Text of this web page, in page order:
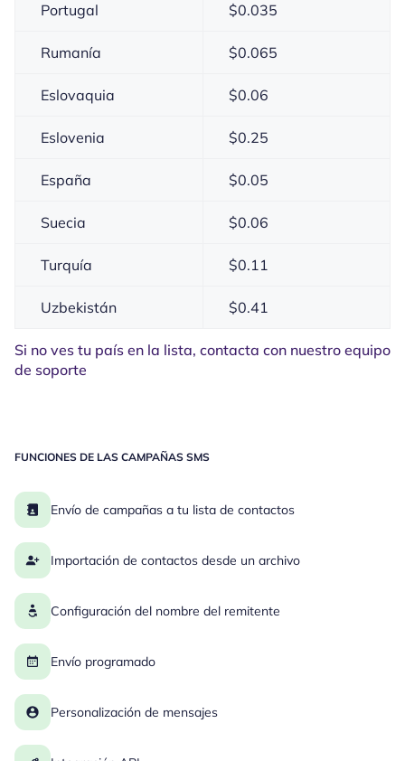
Portugal $0.035
Rumanía $0.065
Eslovaquia $0.06
Eslovenia $0.25
España $0.05
Suecia $0.06
Turquía $0.11
Uzbekistán $0.41
Si no ves tu país en la lista, contacta con nuestro equipo
de soporte
FUNCIONES DE LAS CAMPAÑAS SMS
Envío de campañas a tu lista de contactos
Importación de contactos desde un archivo
Configuración del nombre del remitente
Envío programado
Personalización de mensajes